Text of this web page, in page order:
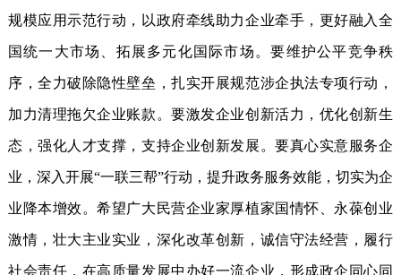
规模应用示范行动，以政府牵线助力企业牵手，更好融入全
国统一大市场、拓展多元化国际市场。要维护公平竞争秩
序，全力破除隐性壁垒，扎实开展规范涉企执法专项行动，
加力清理拖欠企业账款。要激发企业创新活力，优化创新生
态，强化人才支撑，支持企业创新发展。要真心实意服务企
业，深入开展“一联三帮”行动，提升政务服务效能，切实为企
业降本增效。希望广大民营企业家厚植家国情怀、永葆创业
激情，壮大主业实业，深化改革创新，诚信守法经营，履行
社会责任，在高质量发展中办好一流企业，形成政企同心同